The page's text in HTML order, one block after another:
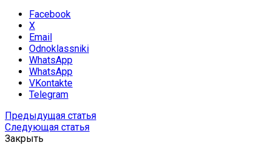
Facebook
X
Email
Odnoklassniki
WhatsApp
WhatsApp
VKontakte
Telegram
Предыдущая статья
Следующая статья
Закрыть